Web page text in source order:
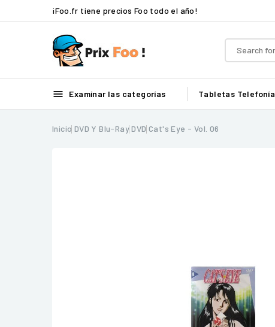
¡Foo.fr tiene precios Foo todo el año!
 Examinar las categorías Tabletas Telefonía
Inicio DVD Y Blu-Ray DVD Cat's Eye - Vol. 06